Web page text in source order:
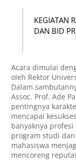
KEGIATAN
DAN BID
Acara dimulai
oleh Rektor
Dalam
Assoc. Prof. Ade
pentingnya
mencapai
banyaknya
program studi
mahasiswa
mencoreng